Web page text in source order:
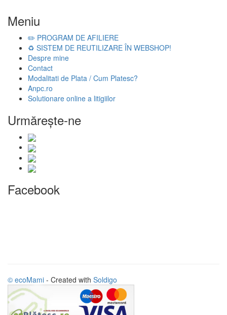
Meniu
✏️ PROGRAM DE AFILIERE
♻️ SISTEM DE REUTILIZARE ÎN WEBSHOP!
Despre mine
Contact
Modalitati de Plata / Cum Platesc?
Anpc.ro
Solutionare online a litigiilor
Urmăreşte-ne
Facebook
© ecoMami - Created with Soldigo